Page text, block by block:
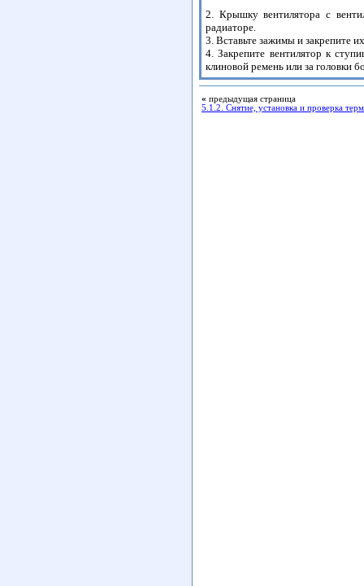
2. Крышку вентилятора с
радиаторе.
3. Вставьте зажимы и закрепите
4. Закрепите вентилятор к
клиновой ремень или за головки
« предыдущая страница
5.1.2. Снятие, установка и проверка